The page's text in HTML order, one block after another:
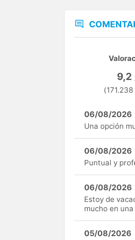
9,2
06/08/2026
Una opción
06/08/2026
Puntual y
06/08/2026
Estoy de
mucho en
05/08/2026